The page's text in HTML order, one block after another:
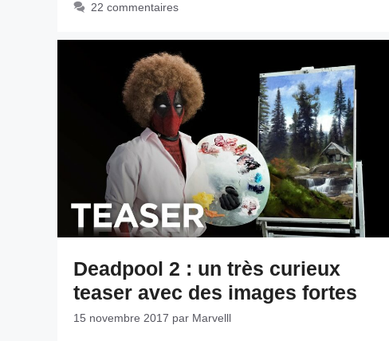
22 commentaires
Deadpool 2 : un très curieux
teaser avec des images fortes
15 novembre 2017 par Marvelll